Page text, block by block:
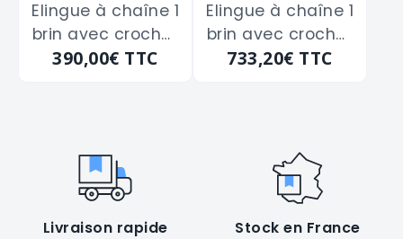
Elingue à chaîne 1
brin avec crochet
automatique
390,00€ TTC
Elingue à chaîne 1
brin avec crochet
automatique
733,20€ TTC
Livraison rapide Stock en France